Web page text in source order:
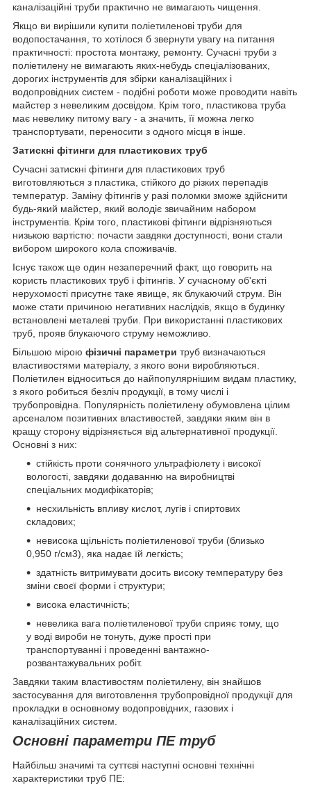
каналізаційні труби практично не вимагають чищення.
Якщо ви вирішили купити поліетиленові труби для
водопостачання, то хотілося б звернути увагу на питання
практичності: простота монтажу, ремонту. Сучасні труби з
поліетилену не вимагають яких-небудь спеціалізованих,
дорогих інструментів для збірки каналізаційних і
водопровідних систем - подібні роботи може проводити навіть
майстер з невеликим досвідом. Крім того, пластикова труба
має невелику питому вагу - а значить, її можна легко
транспортувати, переносити з одного місця в інше.
Затискні фітинги для пластикових труб
Сучасні затискні фітинги для пластикових труб
виготовляються з пластика, стійкого до різких перепадів
температур. Заміну фітингів у разі поломки зможе здійснити
будь-який майстер, який володіє звичайним набором
інструментів. Крім того, пластикові фітинги відрізняються
низькою вартістю: почасти завдяки доступності, вони стали
вибором широкого кола споживачів.
Існує також ще один незаперечний факт, що говорить на
користь пластикових труб і фітингів. У сучасному об'єкті
нерухомості присутнє таке явище, як блукаючий струм. Він
може стати причиною негативних наслідків, якщо в будинку
встановлені металеві труби. При використанні пластикових
труб, прояв блукаючого струму неможливо.
Більшою мірою фізичні параметри труб визначаються
властивостями матеріалу, з якого вони виробляються.
Поліетилен відноситься до найпопулярнішим видам пластику,
з якого робиться безліч продукції, в тому числі і
трубопровідна. Популярність поліетилену обумовлена цілим
арсеналом позитивних властивостей, завдяки яким він в
кращу сторону відрізняється від альтернативної продукції.
Основні з них:
стійкість проти сонячного ультрафіолету і високої
вологості, завдяки додаванню на виробництві
спеціальних модифікаторів;
несхильність впливу кислот, лугів і спиртових
складових;
невисока щільність поліетиленової труби (близько
0,950 г/см3), яка надає їй легкість;
здатність витримувати досить високу температуру без
зміни своєї форми і структури;
висока еластичність;
невелика вага поліетиленової труби сприяє тому, що
у воді вироби не тонуть, дуже прості при
транспортуванні і проведенні вантажно-
розвантажувальних робіт.
Завдяки таким властивостям поліетилену, він знайшов
застосування для виготовлення трубопровідної продукції для
прокладки в основному водопровідних, газових і
каналізаційних систем.
Основні параметри ПЕ труб
Найбільш значимі та суттєві наступні основні технічні
характеристики труб ПЕ: